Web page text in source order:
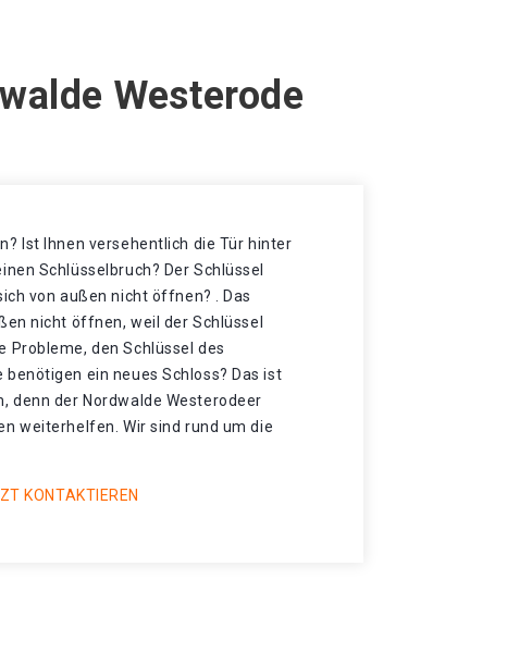
Westerode
Ist Ihnen versehentlich die Tür hinter
Schlüsselbruch? Der Schlüssel
von außen nicht öffnen? . Das
nicht öffnen, weil der Schlüssel
Probleme, den Schlüssel des
benötigen ein neues Schloss? Das ist
denn der Nordwalde Westerodeer
weiterhelfen. Wir sind rund um die
KONTAKTIEREN